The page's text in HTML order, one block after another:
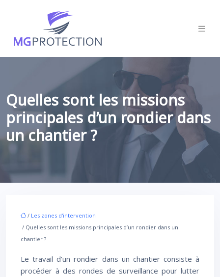
Quelles sont les missions
principales d’un rondier dans
un chantier ?
/ Les zones d'intervention
/ Quelles sont les missions principales d’un rondier dans un
chantier ?
Le travail d’un rondier dans un chantier consiste à
procéder à des rondes de surveillance pour lutter